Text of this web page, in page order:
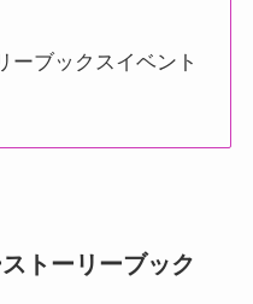
ーブックスイベント
トーリーブック